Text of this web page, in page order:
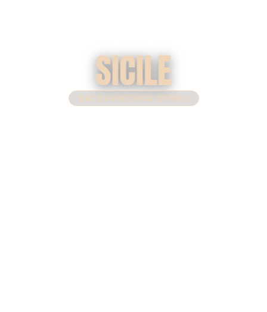
SICILE
DÉCOUVREZ NOS OFFRES